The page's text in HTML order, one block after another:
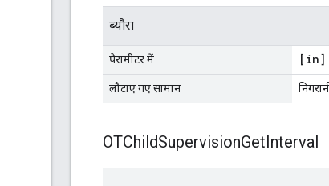
ब्यौरा
पैरामीटर में [in]
लौटाए गए सामान
OTChildSupervisionGetInterval